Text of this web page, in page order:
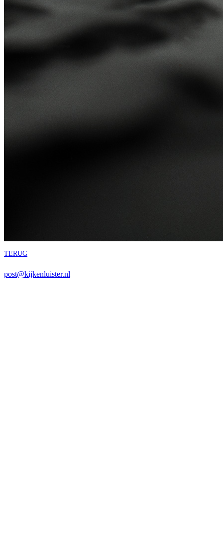
TERUG
post@kijkenluister.nl